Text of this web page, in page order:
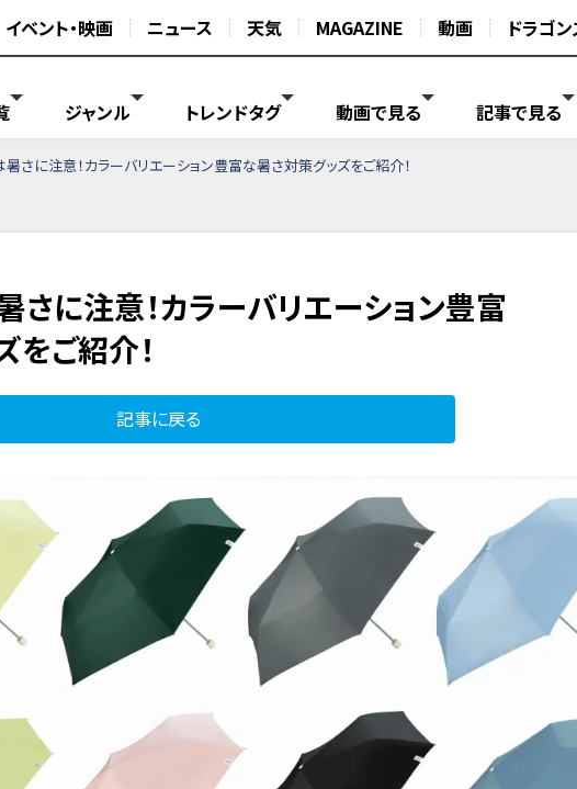
イベント・映画 ニュース 天気 MAGAZINE 動画 ドラゴン
ジャンル トレンドタグ 動画で見る 記事で見る
暑さに注意！カラーバリエーション豊富な暑さ対策グッズをご紹介！
さに注意！カラーバリエーション豊富
をご紹介！
記事に戻る